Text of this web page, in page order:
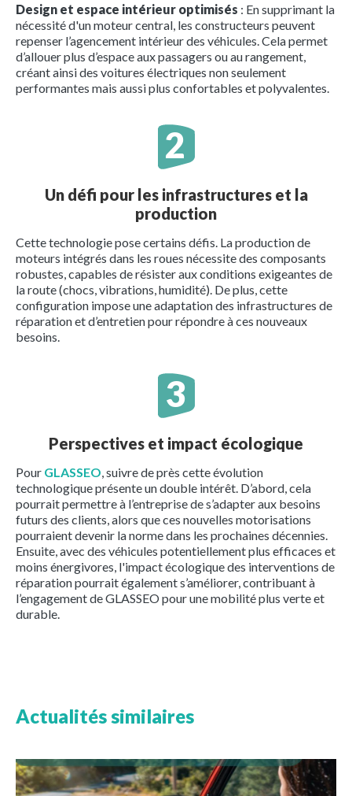
Design et espace intérieur optimisés : En supprimant la
nécessité d'un moteur central, les constructeurs peuvent
repenser l’agencement intérieur des véhicules. Cela permet
d’allouer plus d’espace aux passagers ou au rangement,
créant ainsi des voitures électriques non seulement
performantes mais aussi plus confortables et polyvalentes.
Un défi pour les infrastructures et la
production
Cette technologie pose certains défis. La production de
moteurs intégrés dans les roues nécessite des composants
robustes, capables de résister aux conditions exigeantes de
la route (chocs, vibrations, humidité). De plus, cette
configuration impose une adaptation des infrastructures de
réparation et d’entretien pour répondre à ces nouveaux
besoins.
Perspectives et impact écologique
Pour GLASSEO , suivre de près cette évolution
technologique présente un double intérêt. D’abord, cela
pourrait permettre à l’entreprise de s’adapter aux besoins
futurs des clients, alors que ces nouvelles motorisations
pourraient devenir la norme dans les prochaines décennies.
Ensuite, avec des véhicules potentiellement plus efficaces et
moins énergivores, l'impact écologique des interventions de
réparation pourrait également s’améliorer, contribuant à
l’engagement de GLASSEO pour une mobilité plus verte et
durable.
Actualités similaires